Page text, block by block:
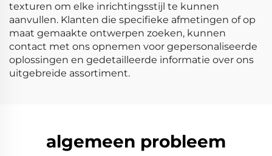
texturen om elke inrichtingsstijl te kunnen
aanvullen. Klanten die specifieke afmetingen of op
maat gemaakte ontwerpen zoeken, kunnen
contact met ons opnemen voor gepersonaliseerde
oplossingen en gedetailleerde informatie over ons
uitgebreide assortiment.
algemeen probleem